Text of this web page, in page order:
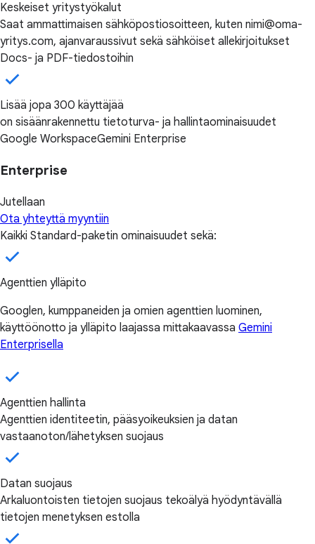
Keskeiset yritystyökalut
Saat ammattimaisen sähköpostiosoitteen, kuten nimi@oma-
yritys.com, ajanvaraussivut sekä sähköiset allekirjoitukset
Docs- ja PDF-tiedostoihin
Lisää jopa 300 käyttäjää
on sisäänrakennettu tietoturva- ja hallintaominaisuudet
Google WorkspaceGemini Enterprise
Enterprise
Jutellaan
Ota yhteyttä myyntiin
Kaikki Standard-paketin ominaisuudet sekä:
Agenttien ylläpito
Googlen, kumppaneiden ja omien agenttien luominen,
käyttöönotto ja ylläpito laajassa mittakaavassa Gemini
Enterprisella
Agenttien hallinta
Agenttien identiteetin, pääsyoikeuksien ja datan
vastaanoton/lähetyksen suojaus
Datan suojaus
Arkaluontoisten tietojen suojaus tekoälyä hyödyntävällä
tietojen menetyksen estolla